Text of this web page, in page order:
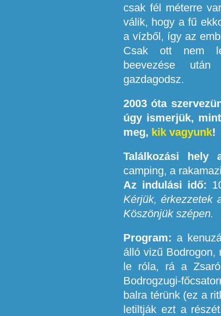
csak fél méterre
válik, hogy a fű
a vízből, így az
Csak ott nem
beevezése után
gazdagodsz.
2003 óta
úgy ismerjük,
meg, kik vagyunk!
Találkozási hely
camping, a
Az indulási idő:
Kérjük, érkezzetek
Köszönjük szépen.
Program: a
álló vizű Bodrogon,
le róla, rá a
Bodrogzugi-
balra térünk (ez a
letiltják ezt a